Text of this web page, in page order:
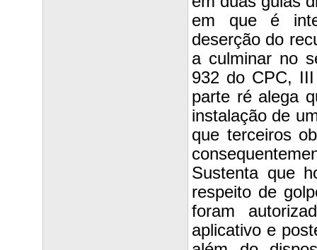
em que é
deserção do
a culminar no
932 do CPC,
parte ré alega
instalação de
que terceiros
Sustenta que
respeito de
foram
aplicativo e